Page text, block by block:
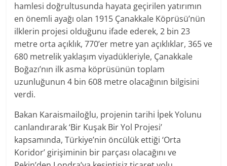
hamlesi doğrultusunda hayata geçirilen yatırımın
en önemli ayağı olan 1915 Çanakkale Köprüsü’nün
ilklerin projesi olduğunu ifade ederek, 2 bin 23
metre orta açıklık, 770’er metre yan açıklıklar, 365 ve
680 metrelik yaklaşım viyadükleriyle, Çanakkale
Boğazı’nın ilk asma köprüsünün toplam
uzunluğunun 4 bin 608 metre olacağının bilgisini
verdi.
Bakan Karaismailoğlu, projenin tarihi İpek Yolunu
canlandırarak ‘Bir Kuşak Bir Yol Projesi’
kapsamında, Türkiye’nin öncülük ettiği ‘Orta
Koridor’ girişiminin bir parçası olacağını ve